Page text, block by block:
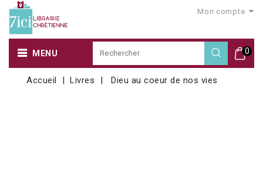
Mon compte
0
MENU
Accueil Livres Dieu au coeur de nos vies